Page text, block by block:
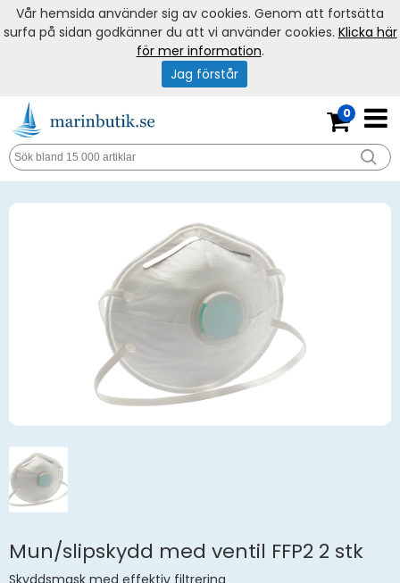
0
Mun/slipskydd med ventil FFP2 2 stk
Skyddsmask med effektiv filtrering
Vår hemsida använder sig av cookies. Genom att fortsätta
surfa på sidan godkänner du att vi använder cookies. Klicka här
för mer information.
Jag förstår